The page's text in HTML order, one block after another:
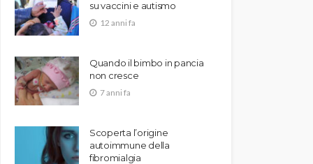
su vaccini e autismo
12 anni fa
Quando il bimbo in pancia
non cresce
7 anni fa
Scoperta l’origine
autoimmune della
fibromialgia